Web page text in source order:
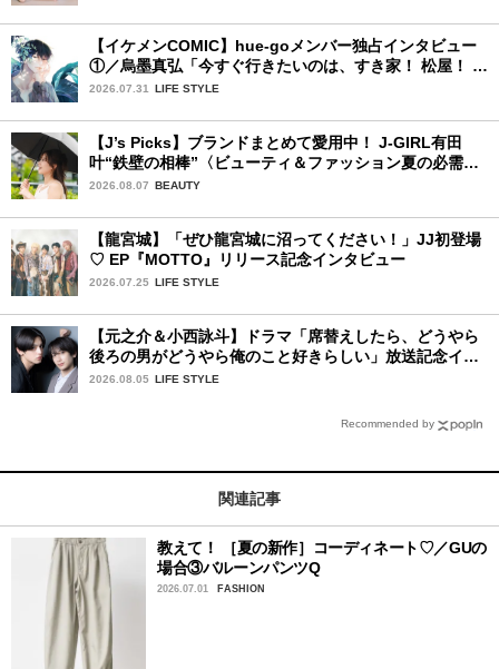
【イケメンCOMIC】hue-goメンバー独占インタビュー
①／烏墨真弘「今すぐ行きたいのは、すき家！ 松屋！ ミ
スド！」
2026.07.31 LIFE STYLE
【J’s Picks】ブランドまとめて愛用中！ J-GIRL有田
叶“鉄壁の相棒”〈ビューティ＆ファッション夏の必需
品〉
2026.08.07 BEAUTY
【龍宮城】「ぜひ龍宮城に沼ってください！」JJ初登場
♡ EP『MOTTO』リリース記念インタビュー
2026.07.25 LIFE STYLE
【元之介＆小西詠斗】ドラマ「席替えしたら、どうやら
後ろの男がどうやら俺のこと好きらしい」放送記念イン
タビュー♡ 「自然と詠斗くんが可愛く見えたんです」
2026.08.05 LIFE STYLE
Recommended by
関連記事
教えて！ ［夏の新作］コーディネート♡／GUの
場合③バルーンパンツQ
2026.07.01 FASHION